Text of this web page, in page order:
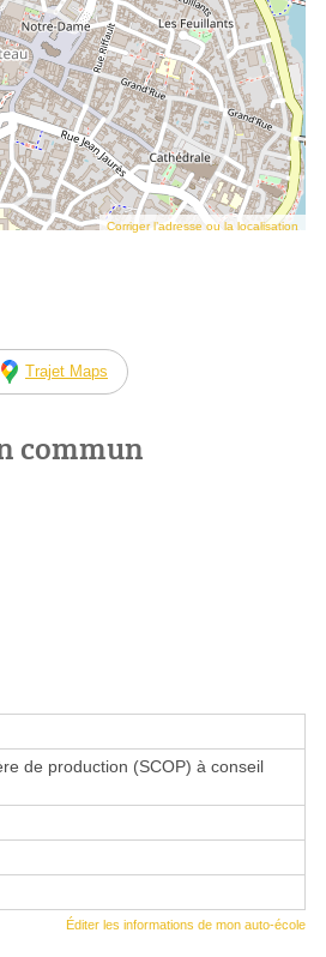
Corriger l’adresse ou la localisation
Trajet Maps
commun
de production (SCOP) à conseil
Éditer les informations de mon auto-école